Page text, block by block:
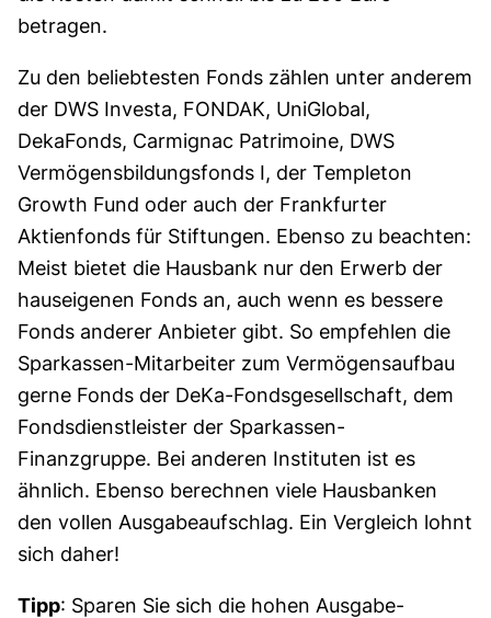
betragen.
Zu den beliebtesten Fonds zählen unter anderem
der DWS Investa, FONDAK, UniGlobal,
DekaFonds, Carmignac Patrimoine, DWS
Vermögensbildungsfonds I, der Templeton
Growth Fund oder auch der Frankfurter
Aktienfonds für Stiftungen. Ebenso zu beachten:
Meist bietet die Hausbank nur den Erwerb der
hauseigenen Fonds an, auch wenn es bessere
Fonds anderer Anbieter gibt. So empfehlen die
Sparkassen-Mitarbeiter zum Vermögensaufbau
gerne Fonds der DeKa-Fondsgesellschaft, dem
Fondsdienstleister der Sparkassen-
Finanzgruppe. Bei anderen Instituten ist es
ähnlich. Ebenso berechnen viele Hausbanken
den vollen Ausgabeaufschlag. Ein Vergleich lohnt
sich daher!
Tipp: Sparen Sie sich die hohen Ausgabe­